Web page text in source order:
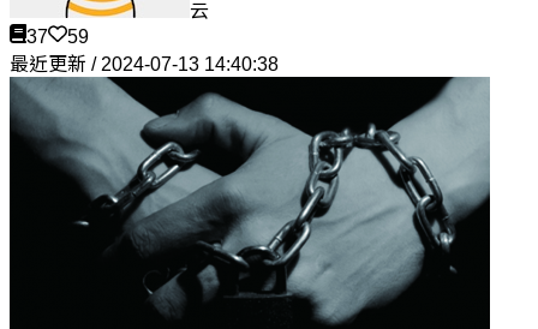
云
37
59
最近更新 / 2024-07-13 14:40:38